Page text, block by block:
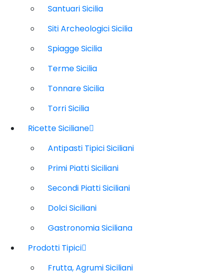
Santuari Sicilia
Siti Archeologici Sicilia
Spiagge Sicilia
Terme Sicilia
Tonnare Sicilia
Torri Sicilia
Ricette Siciliane
Antipasti Tipici Siciliani
Primi Piatti Siciliani
Secondi Piatti Siciliani
Dolci Siciliani
Gastronomia Siciliana
Prodotti Tipici
Frutta, Agrumi Siciliani